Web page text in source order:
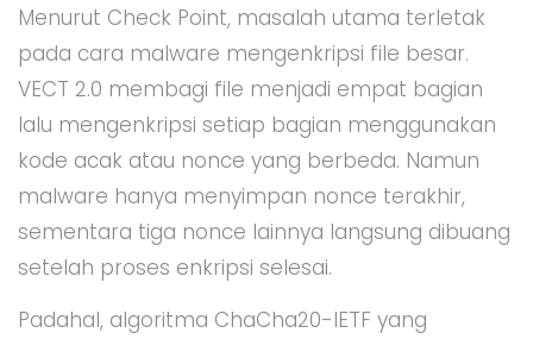
Menurut Check Point, masalah utama terletak
pada cara malware mengenkripsi file besar.
VECT 2.0 membagi file menjadi empat bagian
lalu mengenkripsi setiap bagian menggunakan
kode acak atau nonce yang berbeda. Namun
malware hanya menyimpan nonce terakhir,
sementara tiga nonce lainnya langsung dibuang
setelah proses enkripsi selesai.
Padahal, algoritma ChaCha20-IETF yang